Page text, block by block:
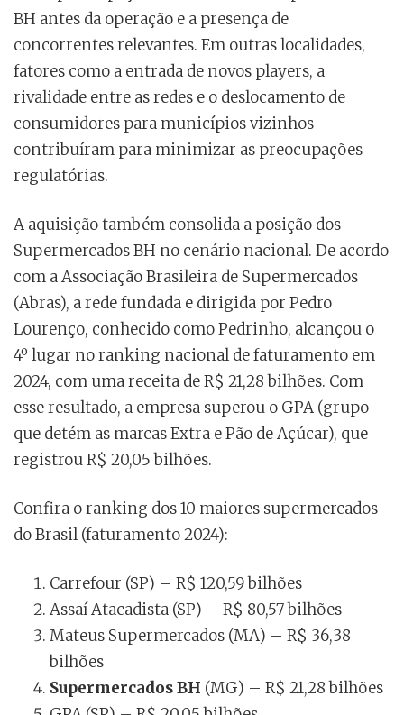
BH antes da operação e a presença de
concorrentes relevantes. Em outras localidades,
fatores como a entrada de novos players, a
rivalidade entre as redes e o deslocamento de
consumidores para municípios vizinhos
contribuíram para minimizar as preocupações
regulatórias.
A aquisição também consolida a posição dos
Supermercados BH no cenário nacional. De acordo
com a Associação Brasileira de Supermercados
(Abras), a rede fundada e dirigida por Pedro
Lourenço, conhecido como Pedrinho, alcançou o
4º lugar no ranking nacional de faturamento em
2024, com uma receita de R$ 21,28 bilhões. Com
esse resultado, a empresa superou o GPA (grupo
que detém as marcas Extra e Pão de Açúcar), que
registrou R$ 20,05 bilhões.
Confira o ranking dos 10 maiores supermercados
do Brasil (faturamento 2024):
Carrefour (SP) – R$ 120,59 bilhões
Assaí Atacadista (SP) – R$ 80,57 bilhões
Mateus Supermercados (MA) – R$ 36,38
bilhões
Supermercados BH (MG) – R$ 21,28 bilhões